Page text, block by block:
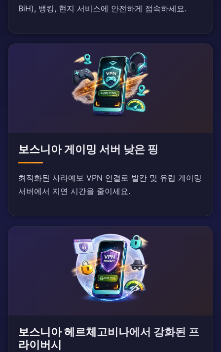
BiH), 뱅킹, 현지 서비스에 안전하게 접속하세요.
보스니아 게이밍 서버 낮은 핑
최적화된 사라예보 VPN 연결로 발칸 및 유럽 게이밍
서버에서 지연 시간을 줄이세요.
보스니아 헤르체고비나에서 강화된 프
라이버시